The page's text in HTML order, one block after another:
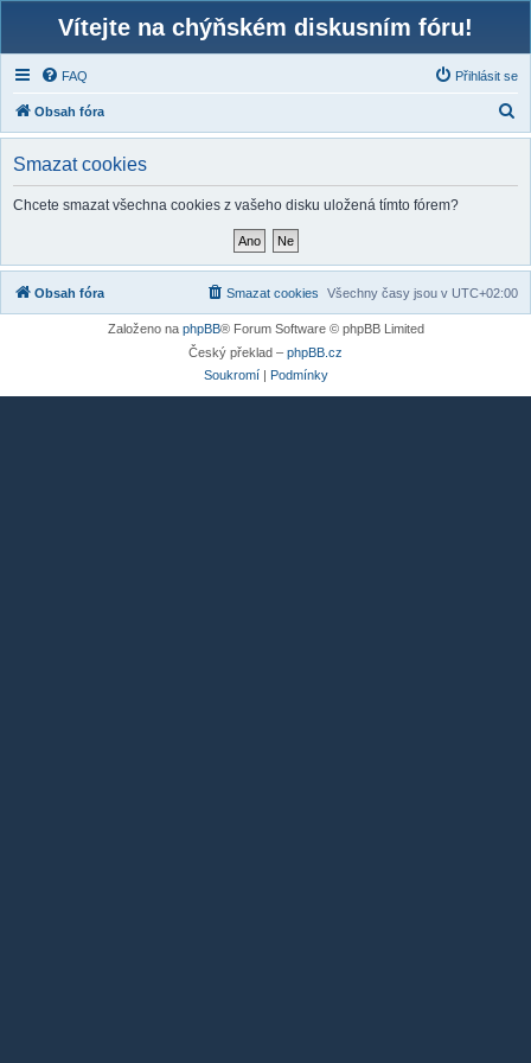
Vítejte na chýňském diskusním fóru!
FAQ Přihlásit se
Obsah fóra
l
Smazat cookies
Chcete smazat všechna cookies z vašeho disku uložená tímto fórem?
Obsah fóra Všechny časy jsou v UTC+02:00
Smazat cookies
Založeno na phpBB® Forum Software © phpBB Limited
Český překlad – phpBB.cz
Soukromí| Podmínky